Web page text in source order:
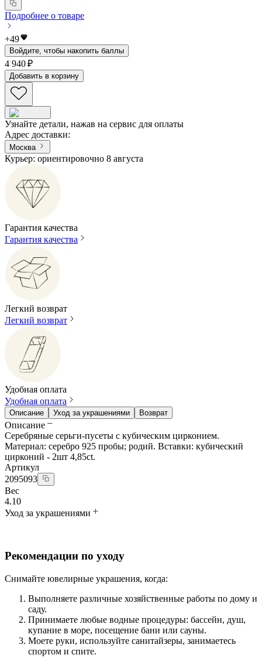
Подробнее о товаре
+49
Войдите, чтобы накопить баллы
4 940 ₽
Добавить в корзину
Узнайте детали, нажав на сервис для оплаты
Адрес доставки:
Москва
Курьер: ориентировочно 8 августа
Гарантия качества
Гарантия качества
Легкий возврат
Легкий возврат
Удобная оплата
Удобная оплата
Описание Уход за украшениями Возврат
Описание
Серебряные серьги-пусеты с кубическим цирконием.
Материал: серебро 925 пробы; родий. Вставки: кубический
цирконий - 2шт 4,85ct.
Артикул
2095093
Вес
4.10
Уход за украшениями
Рекомендации по уходу
Снимайте ювелирные украшения, когда:
Выполняете различные хозяйственные работы по дому и
саду.
Принимаете любые водные процедуры: бассейн, душ,
купание в море, посещение бани или сауны.
Моете руки, используйте санитайзеры, занимаетесь
спортом и спите.